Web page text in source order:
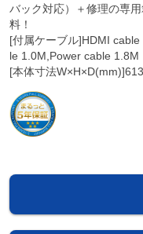
バック対応）＋修理の専
料！
[付属ケーブル]HDMI
le 1.0M,Power cable 1.8M
[本体寸法